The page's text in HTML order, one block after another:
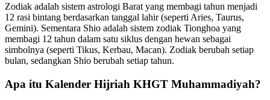
Zodiak adalah sistem astrologi Barat yang membagi tahun menjadi
12 rasi bintang berdasarkan tanggal lahir (seperti Aries, Taurus,
Gemini). Sementara Shio adalah sistem zodiak Tionghoa yang
membagi 12 tahun dalam satu siklus dengan hewan sebagai
simbolnya (seperti Tikus, Kerbau, Macan). Zodiak berubah setiap
bulan, sedangkan Shio berubah setiap tahun.
Apa itu Kalender Hijriah KHGT Muhammadiyah?